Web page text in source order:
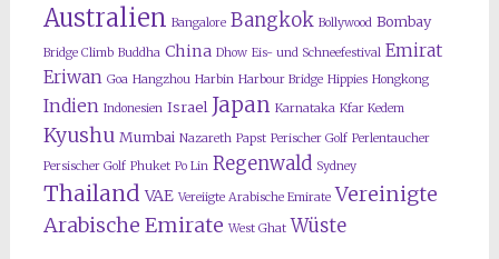
Australien Bangalore Bangkok Bollywood Bombay
Bridge Climb Buddha China Dhow Eis- und Schneefestival Emirat
Eriwan Goa Hangzhou Harbin Harbour Bridge Hippies Hongkong
Indien Indonesien Israel Japan Karnataka Kfar Kedem
Kyushu Mumbai Nazareth Papst Perischer Golf Perlentaucher
Persischer Golf Phuket Po Lin Regenwald Sydney
Thailand VAE Vereiigte Arabische Emirate Vereinigte
Arabische Emirate West Ghat Wüste